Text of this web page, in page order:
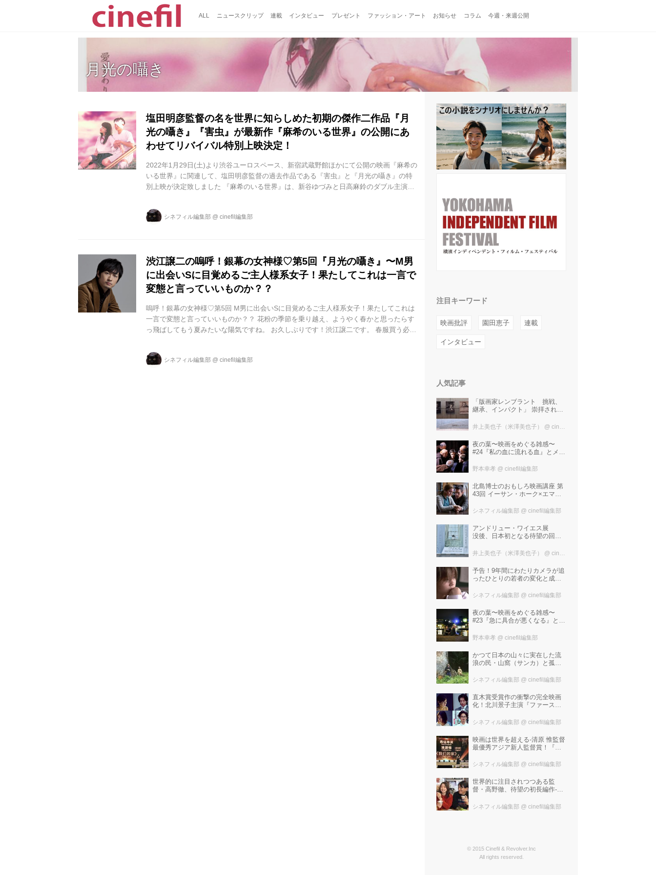
ALL ニュースクリップ 連載 インタビュー プレゼント ファッション・アート お知らせ コラム 今週・来週公開
月光の囁き
塩田明彦監督の名を世界に知らしめた初期の傑作二作品『月
光の囁き』『害虫』が最新作『麻希のいる世界』の公開にあ
わせてリバイバル特別上映決定！
2022年1月29日(土)より渋谷ユーロスペース、新宿武蔵野館ほかにて公開の映画『麻希の
いる世界』に関連して、塩田明彦監督の過去作品である『害虫』と『月光の囁き』の特
別上映が決定致しました 『麻希のいる世界』は、新谷ゆづみと日高麻鈴のダブル主演、
長編最新作。塩田監督作品には3回目の劇中歌提供となる向井秀徳の参加も話題の注目作
です。物語は、重い持病を抱え生きる希望が持てない高校２年生の由希（新谷）が、破
シネフィル編集部 @ cinefil編集部
渋江譲二の嗚呼！銀幕の女神様♡第5回『月光の囁き』〜M男
に出会いSに目覚めるご主人様系女子！果たしてこれは一言で
変態と言っていいものか？？
嗚呼！銀幕の女神様♡第5回 M男に出会いSに目覚めるご主人様系女子！果たしてこれは
一言で変態と言っていいものか？？ 花粉の季節を乗り越え、ようやく春かと思ったらす
っ飛ばしてもう夏みたいな陽気ですね。 お久しぶりです！渋江譲二です。 春服買う必要
の難しい・・・・。」 特徴ある女性キャラクターはいっぱいいますが、共感したり掘り
下げたいと思うキャラクターってなかなか見つからないものですね。 オススメ作品あっ
シネフィル編集部 @ cinefil編集部
注目キーワード
映画批評 園田恵子 連載
インタビュー
人気記事
「版画家レンブラント 挑戦、
継承、インパクト」 崇拝され、
た版画技法！ 国立西洋美術館に
井上美也子（米澤美也子） @ cinefil編集部
夜の葉〜映画をめぐる雑感〜
#24『私の血に流れる血』とメタ
野本幸孝 @ cinefil編集部
北島博士のおもしろ映画講座 第
43回 イーサン・ホーク×エマ・
仕掛ける、実話に基づく衝撃の
ン』！
シネフィル編集部 @ cinefil編集部
アンドリュー・ワイエス展
没後、日本初となる待望の回顧
は？ 独自の精神世界を描く 豊
23日まで開催！
井上美也子（米澤美也子） @ cinefil編集部
予告！9年間にわたりカメラが追
ったひとりの若者の変化と成長
戻るとき 空と木の実の9年間』
シネフィル編集部 @ cinefil編集部
夜の葉〜映画をめぐる雑感〜
#23『急に具合が悪くなる』と宮
が悪くなる』
野本幸孝 @ cinefil編集部
かつて日本の山々に実在した流
浪の民・山窩（サンカ）と孤独
笹谷遼平監督『山歌（サン
シネフィル編集部 @ cinefil編集部
直木賞受賞作の衝撃の完全映画
化！北川景子主演『ファースト
化学反応」と絶賛した追加キャ
塚洋介！
シネフィル編集部 @ cinefil編集部
映画は世界を超える-清原 惟監督
最優秀アジア新人監督賞！『わ
中国最大の映画祭「上海国際映
シネフィル編集部 @ cinefil編集部
世界的に注目されつつある監
督・高野徹、待望の初長編作-成
出演『マリの話』公開決定！コ
シネフィル編集部 @ cinefil編集部
© 2015 Cinefil & Revolver.Inc
All rights reserved.